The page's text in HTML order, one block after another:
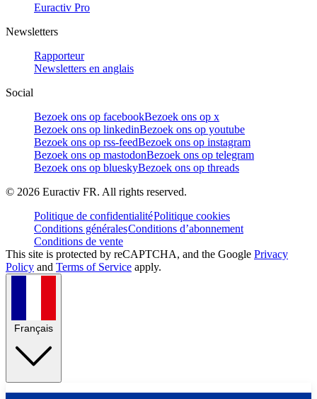
Euractiv Pro
Newsletters
Rapporteur
Newsletters en anglais
Social
Bezoek ons op facebookBezoek ons op x
Bezoek ons op linkedinBezoek ons op youtube
Bezoek ons op rss-feedBezoek ons op instagram
Bezoek ons op mastodonBezoek ons op telegram
Bezoek ons op blueskyBezoek ons op threads
© 2026 Euractiv FR. All rights reserved.
Politique de confidentialitéPolitique cookies
Conditions généralesConditions d’abonnement
Conditions de vente
This site is protected by reCAPTCHA, and the Google Privacy
Policy and Terms of Service apply.
Français